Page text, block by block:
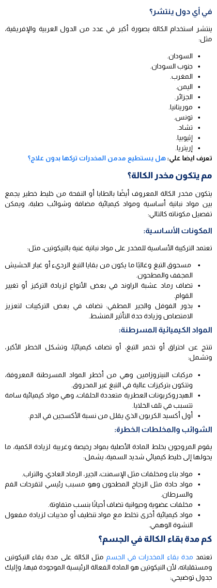
في أي دول ينتشر؟
ينتشر استخدام الكالة بصورة أكبر في عدد من الدول العربية والإفريقية،
مثل:
السودان.
جنوب السودان.
المغرب.
اليمن.
الجزائر.
موريتانيا.
تونس.
تشاد.
إثيوبيا.
إريتريا.
تعرف ايضا علي: هل يستطيع مدمن المخدرات تركها بدون علاج؟
مم يتكون مخدر الكالة؟
يتكون مخدر الكالة المعروف أيضًا بالطابا أو النفحة من خليط خطير يجمع
بين مواد نباتية أساسية ومواد كيميائية مضافة وشوائب صلبة، ويمكن
تفصيل مكوناته كالتالي:
المكونات الأساسية:
تعتمد التركيبة الأساسية للمخدر على مواد نباتية غنية بالنيكوتين، مثل:
مسحوق التبغ وغالبًا ما يكون من بقايا التبغ الرديء أو غبار الحشيش
المجفف والمطحون.
تضاف رماد عشبة الراوند في بعض الأنواع لزيادة التركيز أو تغيير
القوام.
بذور الفوفل والجير المطفي: تضاف في بعض التركيبات لتعزيز
الامتصاص وزيادة حدة التأثير المنشط.
المواد الكيميائية المسرطنة:
تنتج عن احتراق أو تخمر التبغ، أو تضاف كيميائيًا، وتشكل الخطر الأكبر،
وتشمل:
مركبات النيتروزامين وهي من أخطر المواد المسرطنة المعروفة،
وتتكون بتركيزات عالية في التبغ غير المحروق.
الهيدروكربونات العطرية متعددة الحلقات، وهي مواد كيميائية سامة
تتسبب في تلف الخلايا.
أول أكسيد الكربون الذي يقلل من نسبة الأكسجين في الدم.
الشوائب والمخلطات الخطرة:
يقوم المروجون بخلط المادة الأصلية بمواد رخيصة وغريبة لزيادة الكمية، ما
يحولها إلى خليط كيميائي شديد السمية، يشمل:
مواد بناء ومخلفات مثل الإسمنت، الجير، الرماد العادي، والتراب.
مواد حادة مثل الزجاج المطحون وهو مسبب رئيسي لتقرحات الفم
والسرطان.
مخلفات عضوية وحيوانية تضاف أحيانًا بنسب متفاوتة.
مواد كيميائية أخرى تخلط مع مواد تنظيف أو مذيبات لزيادة مفعول
النشوة الوهمي.
كم مدة بقاء الكالة في الجسم؟
تعتمد مدة بقاء المخدرات في الجسم مثل الكالة على مدة بقاء النيكوتين
ومستقلباته، لأن النيكوتين هو المادة الفعالة الرئيسية الموجودة فيها، وإليك
جدول توضيحي: